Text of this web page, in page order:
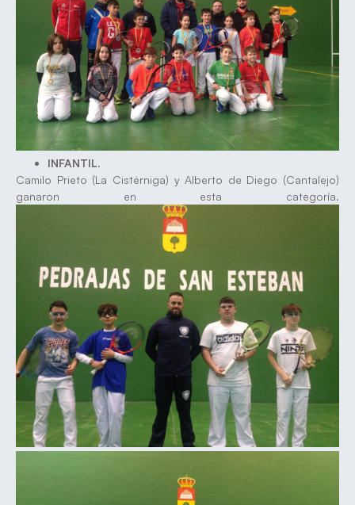
INFANTIL.
Camilo Prieto (La Cistérniga) y Alberto de Diego (Cantalejo)
ganaron en esta categoría.